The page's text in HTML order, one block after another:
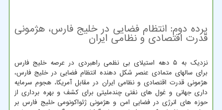
پرده دوم: انتظام فضایی در خلیج فارس، هژمونی
قدرت اقتصادی و نظامی ایران
نزدیک به ۵ دهه استیلای بی نظمی راهبردی در عرصه خلیج فارس
برای سالهای متمادی عنصر شکل دهنده انتظام فضایی در خلیج فارس،
هژمونی قدرت اقتصادی و نظامی ایران در مقابل آمریکا، هجوم سرمایه
داری جهانی و غول های نفتی چندملیتی برای کشف و بهره برداری از
حوزه های انرژی در فضایی امن و هژمونی ژئواکونومی خلیج فارس بر